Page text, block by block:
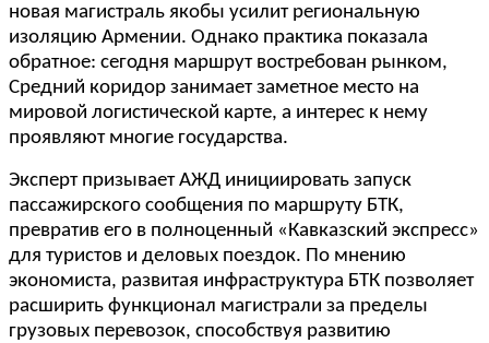
новая магистраль якобы усилит региональную
изоляцию Армении. Однако практика показала
обратное: сегодня маршрут востребован рынком,
Средний коридор занимает заметное место на
мировой логистической карте, а интерес к нему
проявляют многие государства.
Эксперт призывает АЖД инициировать запуск
пассажирского сообщения по маршруту БТК,
превратив его в полноценный «Кавказский экспресс»
для туристов и деловых поездок. По мнению
экономиста, развитая инфраструктура БТК позволяет
расширить функционал магистрали за пределы
грузовых перевозок, способствуя развитию